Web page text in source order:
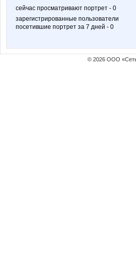
сейчас просматривают портрет - 0
зарегистрированные пользователи
посетившие портрет за 7 дней - 0
© 2026 ООО «Сеть